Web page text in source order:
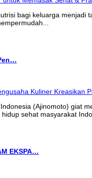
bagi keluarga
(Ajinomoto) giat
sehat masyarakat
EKSPA…